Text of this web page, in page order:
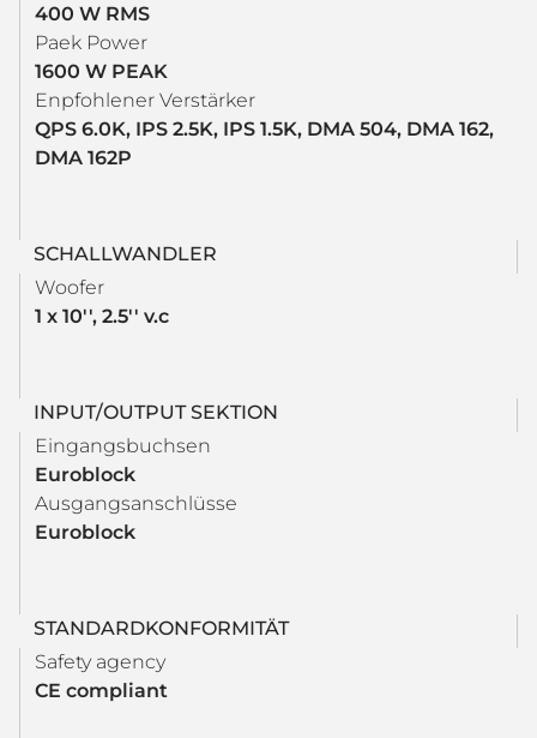
400 W RMS
Paek Power
1600 W PEAK
Enpfohlener Verstärker
QPS 6.0K, IPS 2.5K, IPS 1.5K, DMA 504, DMA 162,
DMA 162P
SCHALLWANDLER
Woofer
1 x 10'', 2.5'' v.c
INPUT/OUTPUT SEKTION
Eingangsbuchsen
Euroblock
Ausgangsanschlüsse
Euroblock
STANDARDKONFORMITÄT
Safety agency
CE compliant